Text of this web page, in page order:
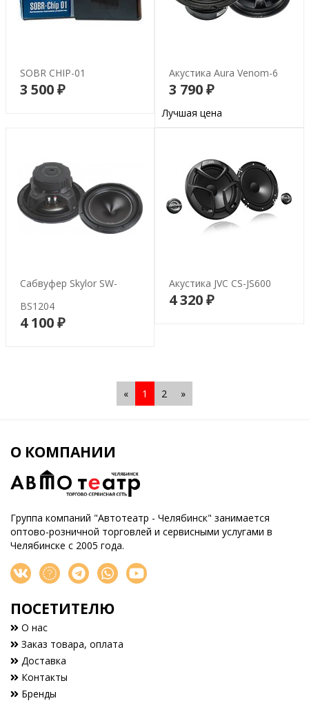
SOBR CHIP-01
3 500 ₽В корзину
Акустика Aura Venom-6
3 790 ₽
Лучшая цена
Сабвуфер Skylor SW-
BS1204
4 100 ₽В корзину
Акустика JVC CS-JS600
4 320 ₽В корзину
« 1 2 »
О КОМПАНИИ
Группа компаний "Автотеатр - Челябинск" занимается
оптово-розничной торговлей и сервисными услугами в
Челябинске с 2005 года.
ПОСЕТИТЕЛЮ
О нас
Заказ товара, оплата
Доставка
Контакты
Бренды